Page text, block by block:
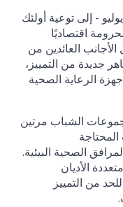
- إلى توعية أولئك
اقتصاديًا
العائدين من
جديدة من التمييز،
الرعاية الصحية
الشباب مرتين
المحتاجة
الصحية البيئية.
الأديان
من التمييز